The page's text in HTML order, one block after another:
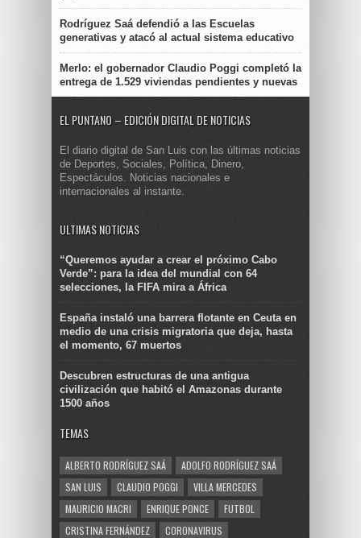
Rodríguez Saá defendió a las Escuelas
generativas y atacó al actual sistema educativo
Merlo: el gobernador Claudio Poggi completó la
entrega de 1.529 viviendas pendientes y nuevas
EL PUNTANO – EDICIÓN DIGITAL DE NOTICIAS
El diario digital de San Luis con las últimas noticias
de Deportes, Sociales, Política, Dinero,
Espectáculos. Noticias nacionales e
internacionales al instante.
ULTIMAS NOTICIAS
“Queremos ayudar a crear el próximo Cabo
Verde”: para la idea del mundial con 64
selecciones, la FIFA mira a África
España instaló una barrera flotante en Ceuta en
medio de una crisis migratoria que deja, hasta
el momento, 67 muertos
Descubren estructuras de una antigua
civilización que habitó el Amazonas durante
1500 años
TEMAS
ALBERTO RODRÍGUEZ SAÁ
ADOLFO RODRÍGUEZ SAÁ
SAN LUIS
CLAUDIO POGGI
VILLA MERCEDES
MAURICIO MACRI
ENRIQUE PONCE
FUTBOL
CRISTINA FERNÁNDEZ
CORONAVIRUS